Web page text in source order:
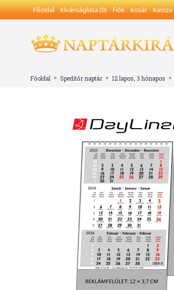
Főoldal Kívánságlista (0) Fiók Kosár Kassza
Főoldal Speditőr naptár 12 lapos, 3 hónapos